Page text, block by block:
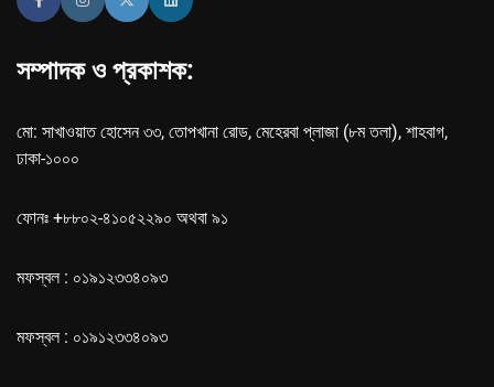
সম্পাদক ও প্রকাশক:
মো: সাখাওয়াত হোসেন ৩৩, তোপখানা রোড, মেহেরবা প্লাজা (৮ম তলা), শাহবাগ,
ঢাকা-১০০০
ফোনঃ +৮৮০২-৪১০৫২২৯০ অথবা ৯১
মফস্বল : ০১৯১২৩৩৪০৯৩
মফস্বল : ০১৯১২৩৩৪০৯৩